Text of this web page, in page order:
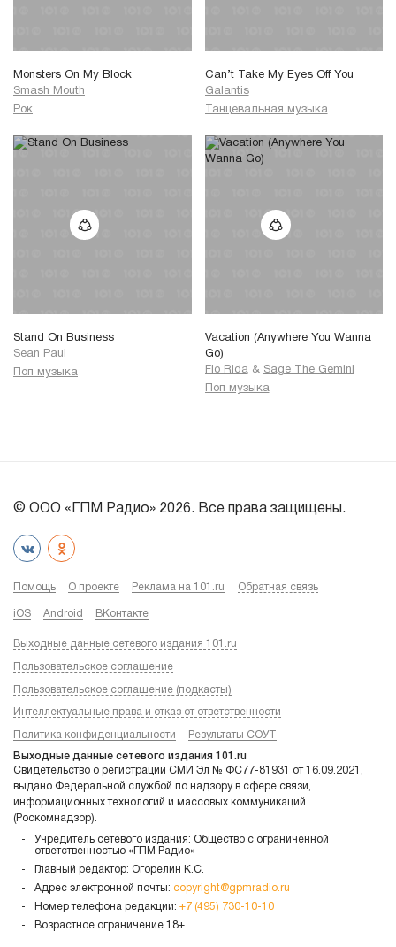
Monsters On My Block
Smash Mouth
Рок
Can’t Take My Eyes Off You
Galantis
Танцевальная музыка
Stand On Business
Sean Paul
Поп музыка
Vacation (Anywhere You Wanna
Go)
Flo Rida & Sage The Gemini
Поп музыка
© ООО «ГПМ Радио» 2026. Все права защищены.
Помощь О проекте Реклама на 101.ru Обратная связь
iOS Android ВКонтакте
Выходные данные сетевого издания 101.ru
Пользовательское соглашение
Пользовательское соглашение (подкасты)
Интеллектуальные права и отказ от ответственности
Политика конфиденциальности Результаты СОУТ
Выходные данные сетевого издания 101.ru
Свидетельство о регистрации СМИ Эл № ФС77-81931 от 16.09.2021,
выдано Федеральной службой по надзору в сфере связи,
информационных технологий и массовых коммуникаций
(Роскомнадзор).
Учредитель сетевого издания: Общество с ограниченной
ответственностью «ГПМ Радио»
Главный редактор: Огорелин К.С.
Адрес электронной почты: copyright@gpmradio.ru
Номер телефона редакции: +7 (495) 730-10-10
Возрастное ограничение 18+